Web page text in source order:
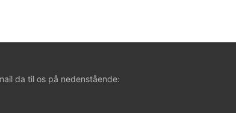
da til os på nedenstående: